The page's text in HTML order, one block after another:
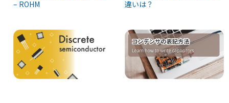
– ROHM
違いは？